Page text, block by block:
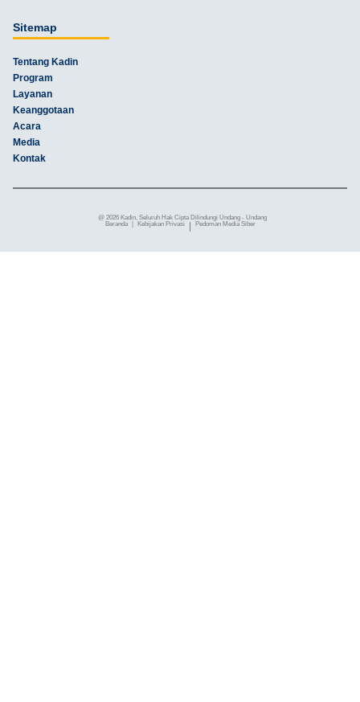
Sitemap
Tentang Kadin
Program
Layanan
Keanggotaan
Acara
Media
Kontak
@ 2026 Kadin, Seluruh Hak Cipta Dilindungi Undang - Undang
Beranda
Kebijakan Privasi Pedoman Media Siber